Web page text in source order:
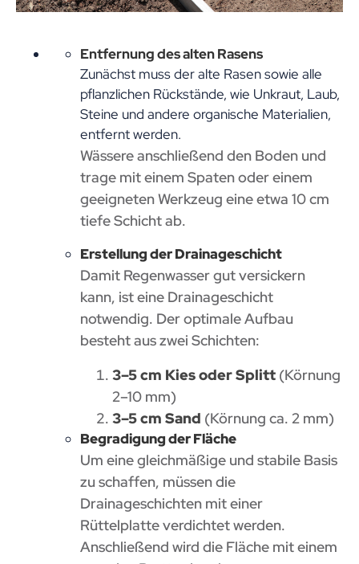
Entfernung des alten Rasens
Zunächst muss der alte Rasen sowie alle
pflanzlichen Rückstände, wie Unkraut, Laub,
Steine und andere organische Materialien,
entfernt werden.
Wässere anschließend den Boden und
trage mit einem Spaten oder einem
geeigneten Werkzeug eine etwa 10 cm
tiefe Schicht ab.
Erstellung der Drainageschicht
Damit Regenwasser gut versickern
kann, ist eine Drainageschicht
notwendig. Der optimale Aufbau
besteht aus zwei Schichten:
3–5 cm Kies oder Splitt (Körnung
2–10 mm)
3–5 cm Sand (Körnung ca. 2 mm)
Begradigung der Fläche
Um eine gleichmäßige und stabile Basis
zu schaffen, müssen die
Drainageschichten mit einer
Rüttelplatte verdichtet werden.
Anschließend wird die Fläche mit einem